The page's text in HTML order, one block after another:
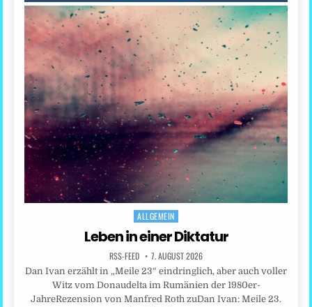
Posted
ALLGEMEIN
Leben in einer Diktatur
RSS-FEED 7. AUGUST 2026
Dan Ivan erzählt in „Meile 23“ eindringlich, aber auch voller
Witz vom Donaudelta im Rumänien der 1980er-
JahreRezension von Manfred Roth zuDan Ivan: Meile 23.